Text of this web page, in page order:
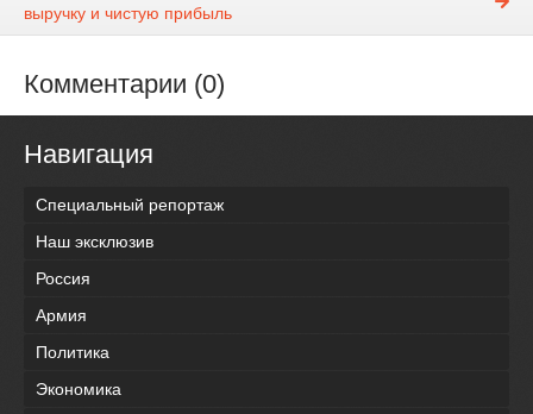
выручку и чистую прибыль
Комментарии (0)
Навигация
Специальный репортаж
Наш эксклюзив
Россия
Армия
Политика
Экономика